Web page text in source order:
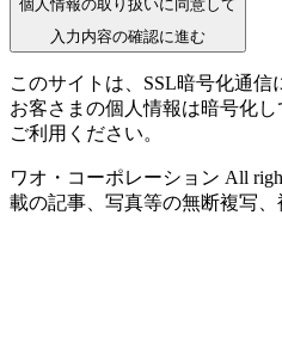
個人情報の取り扱いに同意して
入力内容の確認に進む
このサイトは、SSL暗号化通信
お客さまの個人情報は暗号化
ご利用ください。
ワオ・コーポレーション All
載の記事、写真等の無断複写、